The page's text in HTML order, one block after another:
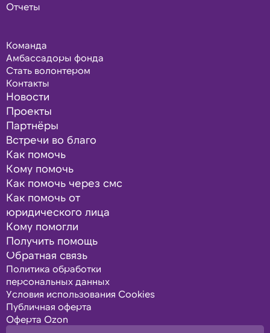
Отчеты
Команда
Амбассадоры фонда
Стать волонтером
Контакты
Новости
Проекты
Партнёры
Встречи во благо
Как помочь
Кому помочь
Как помочь через смс
Как помочь от
юридического лица
Кому помогли
Получить помощь
Обратная связь
Политика обработки
персональных данных
Условия использования Cookies
Публичная оферта
Оферта Ozon